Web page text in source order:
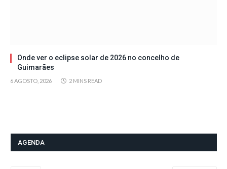
Onde ver o eclipse solar de 2026 no concelho de
Guimarães
6 AGOSTO, 2026 2 MINS READ
AGENDA